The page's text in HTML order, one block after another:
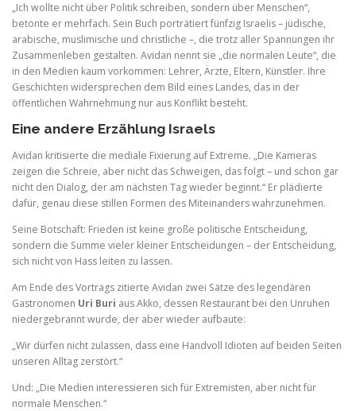
„Ich wollte nicht über Politik schreiben, sondern über Menschen“,
betonte er mehrfach. Sein Buch porträtiert fünfzig Israelis – jüdische,
arabische, muslimische und christliche –, die trotz aller Spannungen ihr
Zusammenleben gestalten. Avidan nennt sie „die normalen Leute“, die
in den Medien kaum vorkommen: Lehrer, Ärzte, Eltern, Künstler. Ihre
Geschichten widersprechen dem Bild eines Landes, das in der
öffentlichen Wahrnehmung nur aus Konflikt besteht.
Eine andere Erzählung Israels
Avidan kritisierte die mediale Fixierung auf Extreme. „Die Kameras
zeigen die Schreie, aber nicht das Schweigen, das folgt – und schon gar
nicht den Dialog, der am nächsten Tag wieder beginnt.“ Er plädierte
dafür, genau diese stillen Formen des Miteinanders wahrzunehmen.
Seine Botschaft: Frieden ist keine große politische Entscheidung,
sondern die Summe vieler kleiner Entscheidungen – der Entscheidung,
sich nicht von Hass leiten zu lassen.
Am Ende des Vortrags zitierte Avidan zwei Sätze des legendären
Gastronomen Uri Buri aus Akko, dessen Restaurant bei den Unruhen
niedergebrannt wurde, der aber wieder aufbaute:
„Wir dürfen nicht zulassen, dass eine Handvoll Idioten auf beiden Seiten
unseren Alltag zerstört.“
Und: „Die Medien interessieren sich für Extremisten, aber nicht für
normale Menschen.“